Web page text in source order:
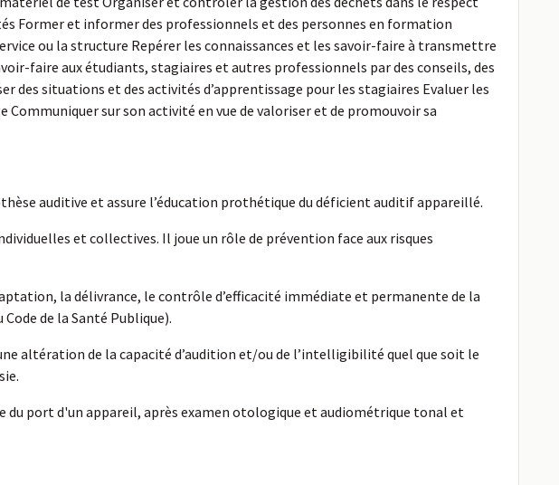
Former et informer des professionnels et des personnes en formation
ou la structure Repérer les connaissances et les savoir-faire à transmettre
faire aux étudiants, stagiaires et autres professionnels par des conseils, des
des situations et des activités d’apprentissage pour les stagiaires Evaluer les
sur son activité en vue de valoriser et de promouvoir sa
auditive et assure l’éducation prothétique du déficient auditif appareillé.
et collectives. Il joue un rôle de prévention face aux risques
la délivrance, le contrôle d’efficacité immédiate et permanente de la
de la Santé Publique).
altération de la capacité d’audition et/ou de l’intelligibilité quel que soit le
port d'un appareil, après examen otologique et audiométrique tonal et